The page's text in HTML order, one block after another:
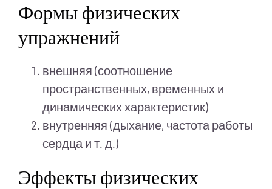
Формы физических
упражнений
внешняя (соотношение
пространственных, временных и
динамических характеристик)
внутренняя (дыхание, частота работы
сердца и т. д.)
Эффекты физических